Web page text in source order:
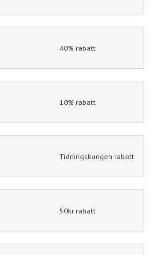
40% rabatt
10% rabatt
Tidningskungen rabatt
50kr rabatt